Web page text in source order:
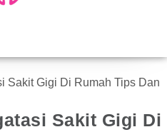
Sakit Gigi Di Rumah Tips Dan
Sakit Gigi Di